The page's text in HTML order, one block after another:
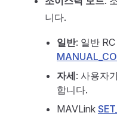
니다.
일반: 일반
자세: 사용자
합니다.
MAVLink